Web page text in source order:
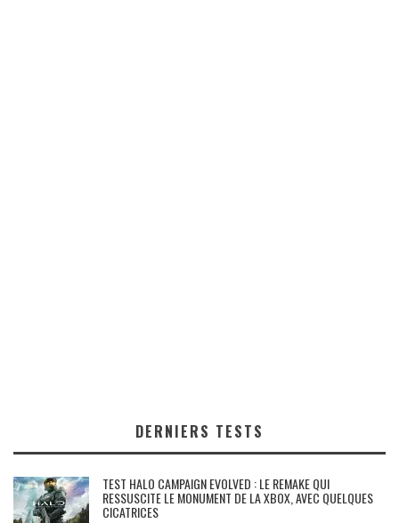
DERNIERS TESTS
TEST HALO CAMPAIGN EVOLVED : LE REMAKE QUI
RESSUSCITE LE MONUMENT DE LA XBOX, AVEC QUELQUES
CICATRICES